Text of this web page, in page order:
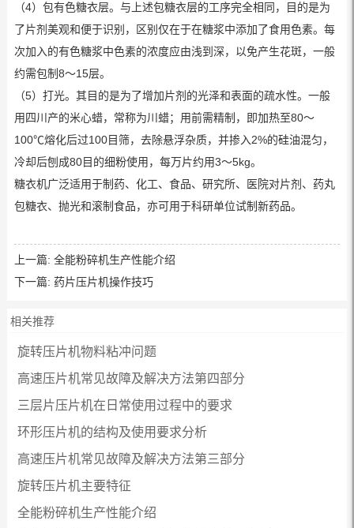
（4）包有色糖衣层。与上述包糖衣层的工序完全相同，目的是为
了片剂美观和便于识别，区别仅在于在糖浆中添加了食用色素。每
次加入的有色糖浆中色素的浓度应由浅到深，以免产生花斑，一般
约需包制8～15层。
（5）打光。其目的是为了增加片剂的光泽和表面的疏水性。一般
用四川产的米心蜡，常称为川蜡；用前需精制，即加热至80～
100℃熔化后过100目筛，去除悬浮杂质，并掺入2%的硅油混匀，
冷却后刨成80目的细粉使用，每万片约用3～5kg。
糖衣机广泛适用于制药、化工、食品、研究所、医院对片剂、药丸
包糖衣、抛光和滚制食品，亦可用于科研单位试制新药品。
上一篇: 全能粉碎机生产性能介绍
下一篇: 药片压片机操作技巧
相关推荐
旋转压片机物料粘冲问题
高速压片机常见故障及解决方法第四部分
三层片压片机在日常使用过程中的要求
环形压片机的结构及使用要求分析
高速压片机常见故障及解决方法第三部分
旋转压片机主要特征
全能粉碎机生产性能介绍